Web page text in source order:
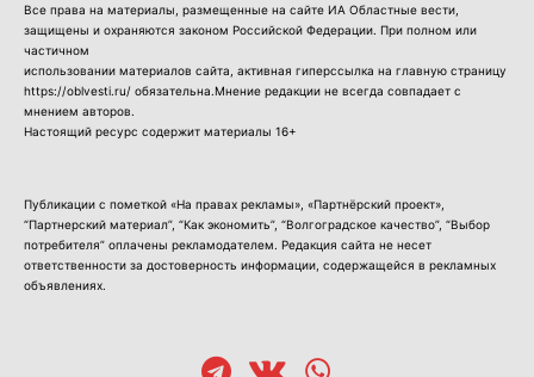
Все права на материалы, размещенные на сайте ИА Областные вести,
защищены и охраняются законом Российской Федерации. При полном или
частичном
использовании материалов сайта, активная гиперссылка на главную страницу
https://oblvesti.ru/ обязательна.Мнение редакции не всегда совпадает с
мнением авторов.
Настоящий ресурс содержит материалы 16+
Публикации с пометкой «На правах рекламы», «Партнёрский проект»,
“Партнерский материал”, “Как экономить”, “Волгоградское качество”, “Выбор
потребителя” оплачены рекламодателем. Редакция сайта не несет
ответственности за достоверность информации, содержащейся в рекламных
объявлениях.